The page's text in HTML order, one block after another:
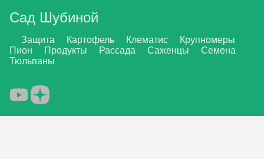
Сад Шубиной
Защита Картофель Клематис
Крупномеры
Пион
Продукты Рассада Саженцы
Семена
Тюльпаны